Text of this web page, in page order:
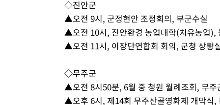
◇진안군
▲오전 9시, 군정현안 조정회의, 부군수실
▲오전 10시, 진안환경 농업대학(치유농업),
▲오전 11시, 이장단연합회 회의, 군청 상황
◇무주군
▲오전 8시50분, 6월 중 청원 월례조회, 무주
▲오후 6시, 제14회 무주산골영화제 개막식,